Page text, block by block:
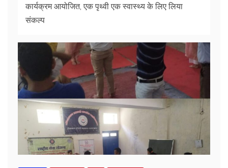
कार्यक्रम आयोजित, एक पृथ्वी एक स्वास्थ्य के लिए लिया
संकल्प